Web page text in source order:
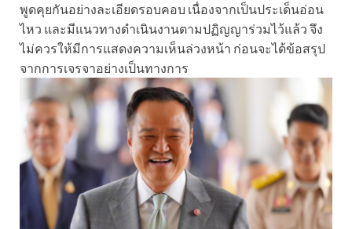
พูดคุยกันอย่างละเอียดรอบคอบ เนื่องจากเป็นประเด็นอ่อน
ไหว และมีแนวทางดำเนินงานตามปฏิญญาร่วมไว้แล้ว จึง
ไม่ควรให้มีการแสดงความเห็นล่วงหน้า ก่อนจะได้ข้อสรุป
จากการเจรจาอย่างเป็นทางการ